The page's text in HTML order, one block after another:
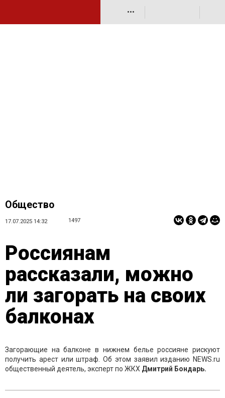
•••
Общество
17.07.2025 14:32 1497
Россиянам
рассказали, можно
ли загорать на своих
балконах
Загорающие на балконе в нижнем белье россияне рискуют
получить арест или штраф. Об этом заявил изданию NEWS.ru
общественный деятель, эксперт по ЖКХ Дмитрий Бондарь.